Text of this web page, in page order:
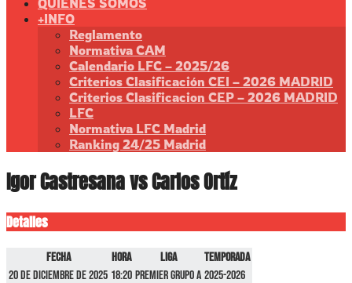
+INFO
Reglamento
Normativa CAM
Calendario LFC – 2025/26
Criterios Clasificación CEI – 2026 MADRID
Criterios Clasificacion CEP – 2026 MADRID
LFC
Normativa LFC Madrid
Ranking 24/25 Madrid
Igor Castresana vs Carlos Ortíz
Detalles
Fecha Hora Liga
Temporada
20 de diciembre de 2025 18:20 Premier GRUPO A 2025-2026